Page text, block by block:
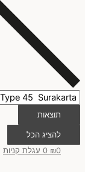
תוצאות
להציג הכל
₪0
0 עגלת קניות